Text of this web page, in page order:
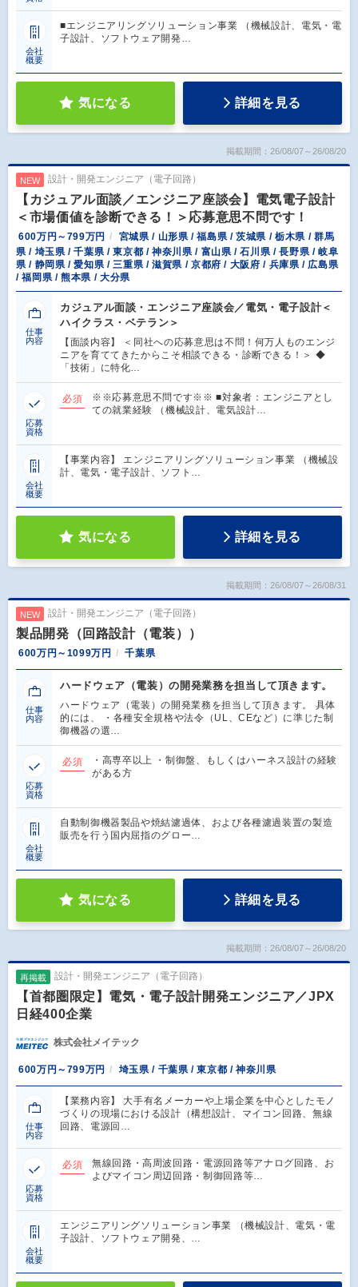
会社
概要
■エンジニアリングソリューション事業 （機械設計、電気・電
子設計、ソフトウェア開発…
気になる 詳細を見る
掲載期間：26/08/07～26/08/20
NEW 設計・開発エンジニア（電子回路）
【カジュアル面談／エンジニア座談会】電気電子設計
＜市場価値を診断できる！＞応募意思不問です！
600万円～799万円
宮城県 / 山形県 / 福島県 / 茨城県 / 栃木県 / 群馬
県 / 埼玉県 / 千葉県 / 東京都 / 神奈川県 / 富山県 / 石川県 / 長野県 / 岐阜
県 / 静岡県 / 愛知県 / 三重県 / 滋賀県 / 京都府 / 大阪府 / 兵庫県 / 広島県
/ 福岡県 / 熊本県 / 大分県
仕事
内容
カジュアル面談・エンジニア座談会／電気・電子設計＜
ハイクラス・ベテラン＞
【面談内容】 ＜同社への応募意思は不問！何万人ものエンジ
ニアを育ててきたからこそ相談できる・診断できる！＞ ◆
「技術」に特化…
応募
資格
必須
※※応募意思不問です※※ ■対象者：エンジニアとし
ての就業経験 （機械設計、電気設計…
会社
概要
【事業内容】 エンジニアリングソリューション事業 （機械設
計、電気・電子設計、ソフト…
気になる 詳細を見る
掲載期間：26/08/07～26/08/31
NEW 設計・開発エンジニア（電子回路）
製品開発（回路設計（電装））
600万円～1099万円 千葉県
仕事
内容
ハードウェア（電装）の開発業務を担当して頂きます。
ハードウェア（電装）の開発業務を担当して頂きます。 具体
的には、 ・各種安全規格や法令（UL、CEなど）に準じた制
御機器の選…
応募
資格
必須
・高専卒以上 ・制御盤、もしくはハーネス設計の経験
がある方
会社
概要
自動制御機器製品や焼結濾過体、および各種濾過装置の製造
販売を行う国内屈指のグロー…
気になる 詳細を見る
掲載期間：26/08/07～26/08/20
再掲載 設計・開発エンジニア（電子回路）
【首都圏限定】電気・電子設計開発エンジニア／JPX
日経400企業
株式会社メイテック
600万円～799万円 埼玉県 / 千葉県 / 東京都 / 神奈川県
仕事
内容
【業務内容】 大手有名メーカーや上場企業を中心としたモノ
づくりの現場における設計（構想設計、マイコン回路、無線
回路、電源回…
応募
資格
必須
無線回路・高周波回路・電源回路等アナログ回路、お
よびマイコン周辺回路・制御回路等…
会社
概要
エンジニアリングソリューション事業 （機械設計、電気・電
子設計、ソフトウェア開発、…